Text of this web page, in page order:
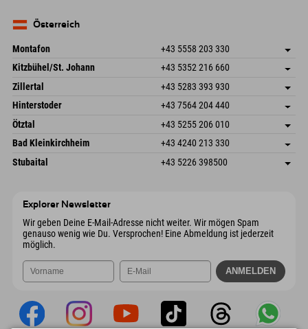
Deutschland
Österreich
Montafon +43 5558 203 330
Dorfstr. 127b
6793 Gaschurn/Montafon
Österreich
Adresse speichern
Buchen
Kitzbühel/St. Johann +43 5352 216 660
Speckbacherstraße 87
Österreich
Adresse speichern
Buchen
Zillertal +43 5283 393 930
Schmiedau 2
Österreich
Adresse speichern
Buchen
Hinterstoder +43 7564 204 440
Freizeitpark 10
Österreich
Adresse speichern
Buchen
Ötztal +43 5255 206 010
Gscheat 14
Österreich
Adresse speichern
Buchen
Bad Kleinkirchheim +43 4240 213 330
Dorfstraße 24
Adresse speichern
Stubaital +43 5226 398500
Explorer Newsletter
Wir geben Deine E-Mail-Adresse nicht weiter. Wir mögen Spam
genauso wenig wie Du. Versprochen! Eine Abmeldung ist jederzeit
möglich.